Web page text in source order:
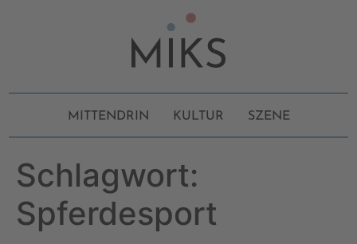
MITTENDRIN KULTUR SZENE
Schlagwort:
Spferdesport